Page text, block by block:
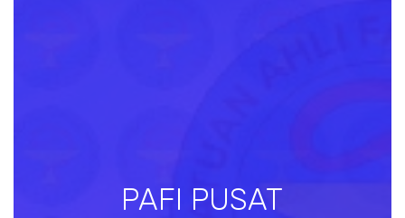
PAFI PUSAT